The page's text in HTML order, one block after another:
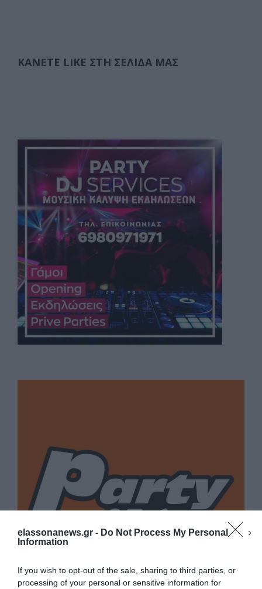
elassonanews.gr - Do Not Process My Personal
Information
If you wish to opt-out of the sale, sharing to third parties, or
processing of your personal or sensitive information for
ΚΆΝΕΤΕ LIKE ΣΤΗ ΣΕΛΊΔΑ ΜΑΣ